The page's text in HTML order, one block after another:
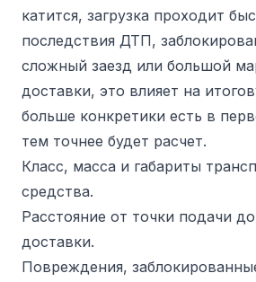
катится, загрузка проходит
последствия ДТП,
сложный заезд или большой
доставки, это влияет на
больше конкретики есть в
тем точнее будет расчет.
Класс, масса и габариты
средства.
Расстояние от точки подачи
доставки.
Повреждения,